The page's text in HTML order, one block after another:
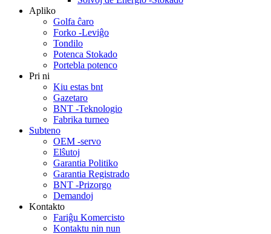
Apliko
Golfa ĉaro
Forko -Leviĝo
Tondilo
Potenca Stokado
Portebla potenco
Pri ni
Kiu estas bnt
Gazetaro
BNT -Teknologio
Fabrika turneo
Subteno
OEM -servo
Elŝutoj
Garantia Politiko
Garantia Registrado
BNT -Prizorgo
Demandoj
Kontakto
Fariĝu Komercisto
Kontaktu nin nun